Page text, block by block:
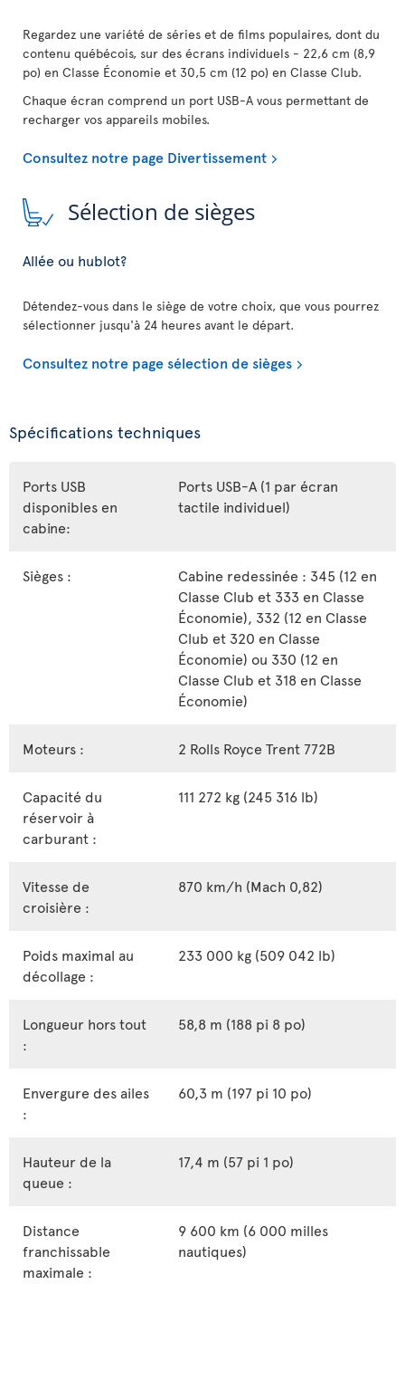
Regardez une variété de séries et de films populaires, dont du
contenu québécois, sur des écrans individuels - 22,6 cm (8,9
po) en Classe Économie et 30,5 cm (12 po) en Classe Club.
Chaque écran comprend un port USB-A vous permettant de
recharger vos appareils mobiles.
Consultez notre page Divertissement
Sélection de sièges
Allée ou hublot?
Détendez-vous dans le siège de votre choix, que vous pourrez
sélectionner jusqu'à 24 heures avant le départ.
Consultez notre page sélection de sièges
Spécifications techniques
Ports USB
disponibles en
cabine:
Ports USB-A (1 par écran
tactile individuel)
Sièges :
Cabine redessinée : 345 (12 en
Classe Club et 333 en Classe
Économie), 332 (12 en Classe
Club et 320 en Classe
Économie) ou 330 (12 en
Classe Club et 318 en Classe
Économie)
Moteurs : 2 Rolls Royce Trent 772B
Capacité du
réservoir à
carburant :
111 272 kg (245 316 lb)
Vitesse de
croisière :
870 km/h (Mach 0,82)
Poids maximal au
décollage :
233 000 kg (509 042 lb)
Longueur hors tout
:
58,8 m (188 pi 8 po)
Envergure des ailes
:
60,3 m (197 pi 10 po)
Hauteur de la
queue :
17,4 m (57 pi 1 po)
Distance
franchissable
maximale :
9 600 km (6 000 milles
nautiques)